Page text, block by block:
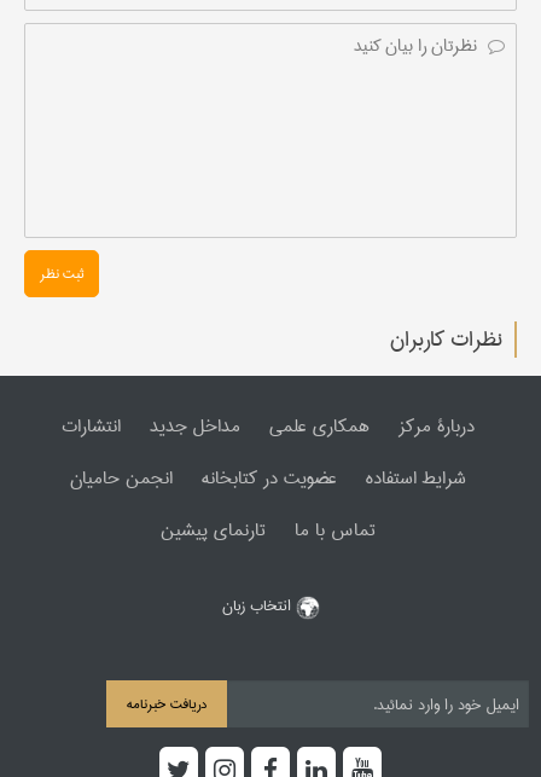
ثبت نظر
نظرات کاربران
دربارۀ مرکز همکاری علمی مداخل جدید
انتشارات
شرایط استفاده
عضویت در کتابخانه
انجمن حامیان
تماس با ما
تارنمای پیشین
انتخاب زبان
دریافت خبرنامه